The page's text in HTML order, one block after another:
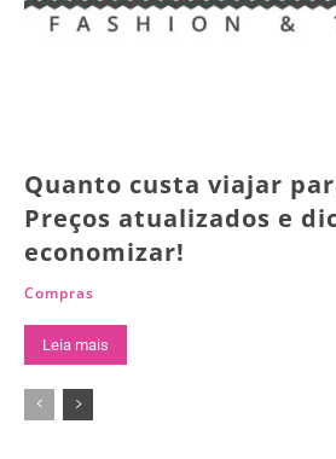
Quanto custa viajar
Preços atualizados e
economizar!
Compras
Leia mais